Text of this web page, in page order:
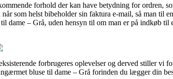
forhold der kan have betydning for ordren,
som helst bibeholder sin faktura e-mail, så man til
– Grå, uden hensyn til om man er på indkøb til
forbrugeres oplevelser og derved stiller vi
bluse til dame – Grå forinden du lægger din